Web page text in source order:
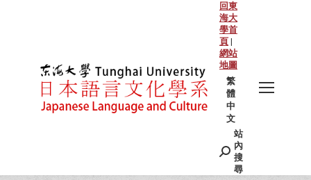
回東
海大
學首
頁 |
網站
地圖
繁
體
中
文
Search:
站
內
搜
尋